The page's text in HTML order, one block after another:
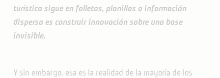
turística sigue en folletos, planillas o información
dispersa es construir innovación sobre una base
invisible.
Y sin embargo, esa es la realidad de la mayoría de los